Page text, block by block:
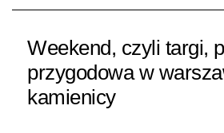
Weekend, czyli targi,
przygodowa w
kamienicy